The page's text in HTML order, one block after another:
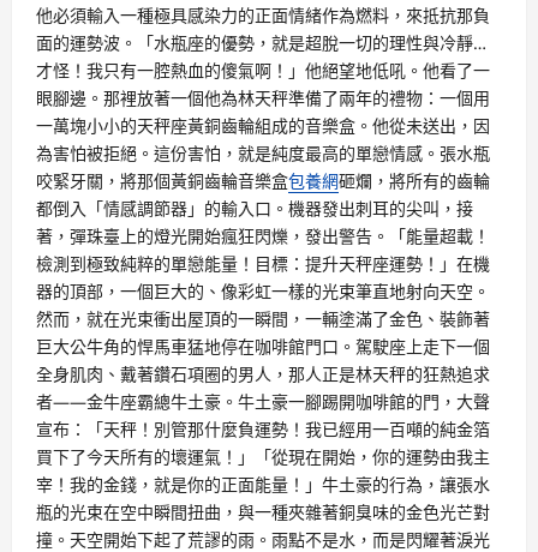
他必須輸入一種極具感染力的正面情緒作為燃料，來抵抗那負
面的運勢波。「水瓶座的優勢，就是超脫一切的理性與冷靜…
才怪！我只有一腔熱血的傻氣啊！」他絕望地低吼。他看了一
眼腳邊。那裡放著一個他為林天秤準備了兩年的禮物：一個用
一萬塊小小的天秤座黃銅齒輪組成的音樂盒。他從未送出，因
為害怕被拒絕。這份害怕，就是純度最高的單戀情感。張水瓶
咬緊牙關，將那個黃銅齒輪音樂盒包養網砸爛，將所有的齒輪
都倒入「情感調節器」的輸入口。機器發出刺耳的尖叫，接
著，彈珠臺上的燈光開始瘋狂閃爍，發出警告。「能量超載！
檢測到極致純粹的單戀能量！目標：提升天秤座運勢！」在機
器的頂部，一個巨大的、像彩虹一樣的光束筆直地射向天空。
然而，就在光束衝出屋頂的一瞬間，一輛塗滿了金色、裝飾著
巨大公牛角的悍馬車猛地停在咖啡館門口。駕駛座上走下一個
全身肌肉、戴著鑽石項圈的男人，那人正是林天秤的狂熱追求
者——金牛座霸總牛土豪。牛土豪一腳踢開咖啡館的門，大聲
宣布：「天秤！別管那什麼負運勢！我已經用一百噸的純金箔
買下了今天所有的壞運氣！」「從現在開始，你的運勢由我主
宰！我的金錢，就是你的正面能量！」牛土豪的行為，讓張水
瓶的光束在空中瞬間扭曲，與一種夾雜著銅臭味的金色光芒對
撞。天空開始下起了荒謬的雨。雨點不是水，而是閃耀著淚光